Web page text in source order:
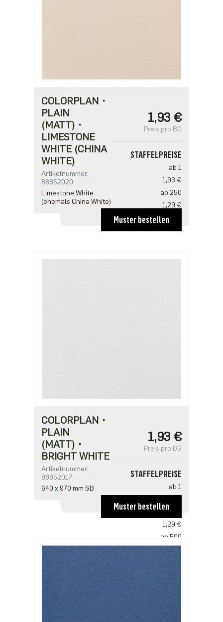
COLORPLAN・
PLAIN
(MATT)・
LIMESTONE
WHITE (CHINA
WHITE)
Artikelnummer:
88852020
Limestone White
(ehemals China White)
1,93 €
Preis pro BG
STAFFELPREISE
ab 1
1,93 €
ab 250
1,29 €
ab 500
1,25 €
Muster bestellen
COLORPLAN・
PLAIN
(MATT)・
BRIGHT WHITE
Artikelnummer:
88852017
640 x 970 mm SB
1,93 €
Preis pro BG
STAFFELPREISE
ab 1
ab 250
1,29 €
ab 500
1,25 €
ab 1250
1,07 €
ab 2500
0,86 €
Muster bestellen